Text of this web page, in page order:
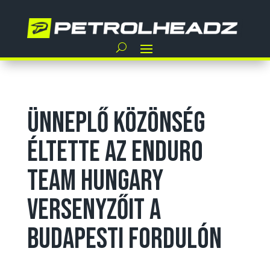
Ünneplő közönség
éltette az Enduro
Team Hungary
versenyzőit a
budapesti fordulón